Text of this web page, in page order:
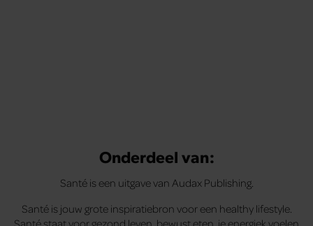
Onderdeel van:
Santé is een uitgave van Audax Publishing.
Santé is jouw grote inspiratiebron voor een healthy lifestyle.
Santé staat voor gezond leven, bewust eten, je energiek voelen